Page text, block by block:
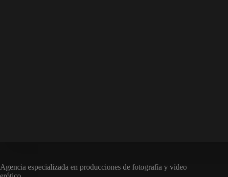
Agencia especializada en producciones de fotografía y vídeo